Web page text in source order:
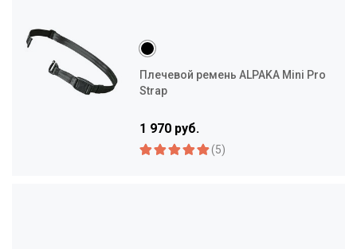
Плечевой ремень ALPAKA Mini Pro
Strap
1 970 руб.
(5)